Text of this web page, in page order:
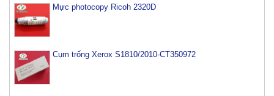
Mực photocopy Ricoh 2320D
Cụm trống Xerox S1810/2010-CT350972